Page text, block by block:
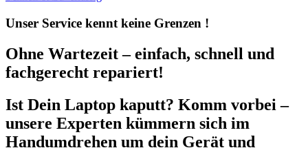
Unser Service kennt keine Grenzen !
Ohne Wartezeit – einfach, schnell und
fachgerecht repariert!
Ist Dein Laptop kaputt? Komm vorbei –
unsere Experten kümmern sich im
Handumdrehen um dein Gerät und